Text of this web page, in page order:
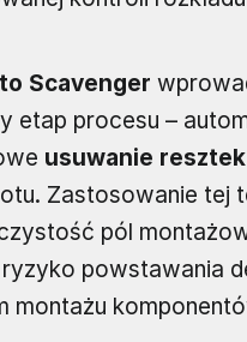
Scavenger
etap procesu –
usuwanie
Zastosowanie tej
pól
powstawania
montażu